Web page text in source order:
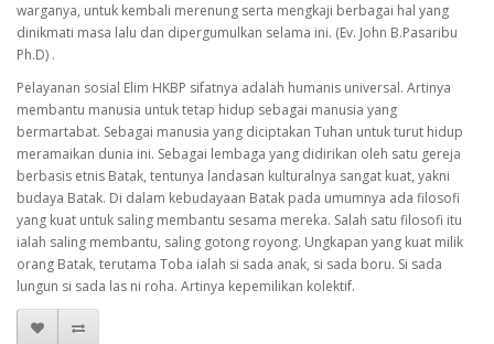
warganya, untuk kembali merenung serta mengkaji berbagai hal yang
dinikmati masa lalu dan dipergumulkan selama ini. (Ev. John B.Pasaribu
Ph.D) .
Pelayanan sosial Elim HKBP sifatnya adalah humanis universal. Artinya
membantu manusia untuk tetap hidup sebagai manusia yang
bermartabat. Sebagai manusia yang diciptakan Tuhan untuk turut hidup
meramaikan dunia ini. Sebagai lembaga yang didirikan oleh satu gereja
berbasis etnis Batak, tentunya landasan kulturalnya sangat kuat, yakni
budaya Batak. Di dalam kebudayaan Batak pada umumnya ada filosofi
yang kuat untuk saling membantu sesama mereka. Salah satu filosofi itu
ialah saling membantu, saling gotong royong. Ungkapan yang kuat milik
orang Batak, terutama Toba ialah si sada anak, si sada boru. Si sada
lungun si sada las ni roha. Artinya kepemilikan kolektif.